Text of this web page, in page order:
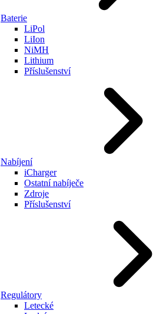
Baterie
LiPol
LiIon
NiMH
Lithium
Příslušenství
Nabíjení
iCharger
Ostatní nabíječe
Zdroje
Příslušenství
Regulátory
Letecké